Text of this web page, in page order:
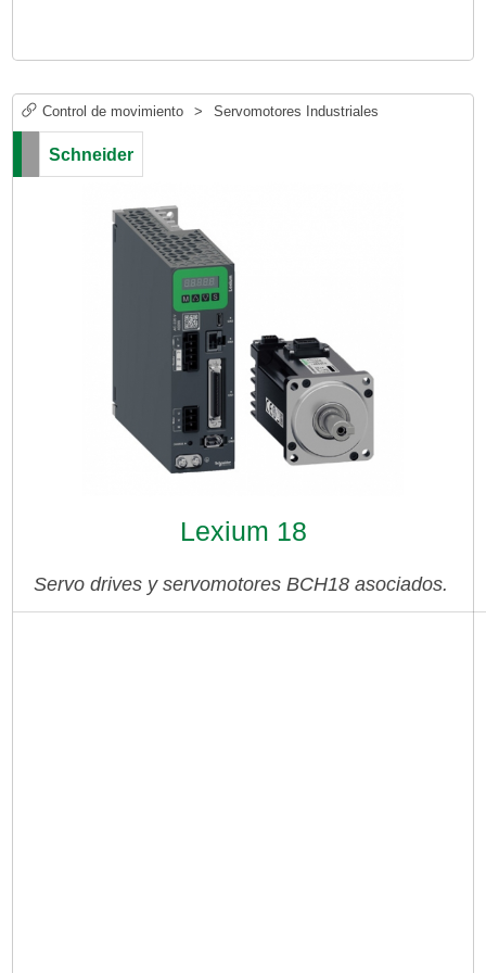
Control de movimiento > Servomotores Industriales
Lexium 18
Servo drives y servomotores BCH18 asociados.
Schneider